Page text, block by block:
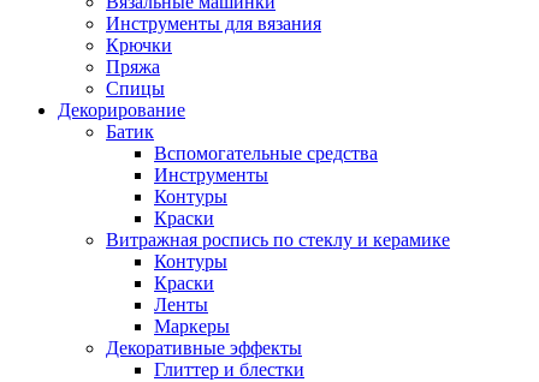
Инструменты для вязания
Крючки
Пряжа
Спицы
Декорирование
Батик
Вспомогательные средства
Инструменты
Контуры
Краски
Витражная роспись по стеклу и керамике
Контуры
Краски
Ленты
Маркеры
Декоративные эффекты
Глиттер и блестки